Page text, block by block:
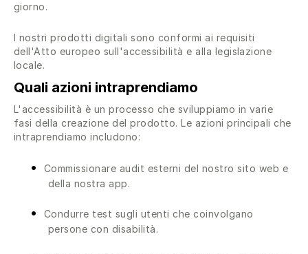
giorno.
I nostri prodotti digitali sono conformi ai requisiti
dell'Atto europeo sull'accessibilità e alla legislazione
locale.
Quali azioni intraprendiamo
L'accessibilità è un processo che sviluppiamo in varie
fasi della creazione del prodotto. Le azioni principali che
intraprendiamo includono:
Commissionare audit esterni del nostro sito web e
della nostra app.
Condurre test sugli utenti che coinvolgano
persone con disabilità.